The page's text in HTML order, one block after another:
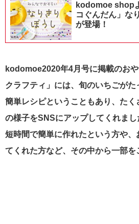
kodomoe shop
コぐんだん」な
が登場！
kodomoe2020年4月号に掲載のお
クラフティ」には、旬のいちごが
簡単レシピということもあり、たく
の様子をSNSにアップしてくれまし
短時間で簡単に作れたという方や、
てくれた方など、その中から一部を